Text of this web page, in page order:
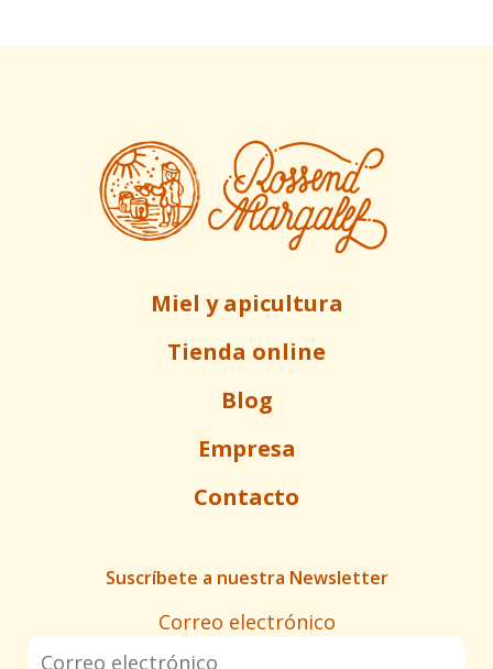
Miel y apicultura
Tienda online
Blog
Empresa
Contacto
Suscríbete a nuestra Newsletter
Correo electrónico